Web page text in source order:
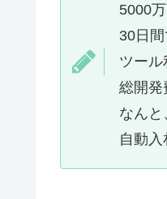
5000
30日
ツール
総開発
なんと
自動